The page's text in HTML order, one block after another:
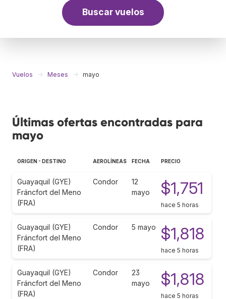
Buscar vuelos
Vuelos Meses mayo
Últimas ofertas encontradas para
mayo
ORIGEN - DESTINO AEROLÍNEAS FECHA PRECIO
Guayaquil (GYE)
Fráncfort del Meno
(FRA)
Condor
12
mayo
$1,751
hace 5 horas
Guayaquil (GYE)
Fráncfort del Meno
(FRA)
Condor 5 mayo $1,818
hace 5 horas
Guayaquil (GYE)
Fráncfort del Meno
(FRA)
Condor
23
mayo
$1,818
hace 5 horas